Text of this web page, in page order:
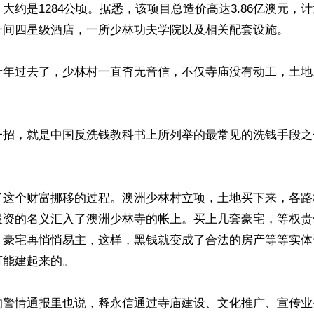
约是1284公顷。据悉，该项目总造价高达3.86亿澳元，
四星级酒店，一所少林功夫学院以及相关配套设施。
过去了，少林村一直杳无音信，不仅寺庙没有动工，土
，就是中国反洗钱教科书上所列举的最常见的洗钱手段
个财富挪移的过程。澳洲少林村立项，土地买下来，各
的名义汇入了澳洲少林寺的帐上。买上几套豪宅，等权
宅再悄悄易主，这样，黑钱就变成了合法的房产等等实
建起来的。
情通报里也说，释永信通过寺庙建设、文化推广、宣传